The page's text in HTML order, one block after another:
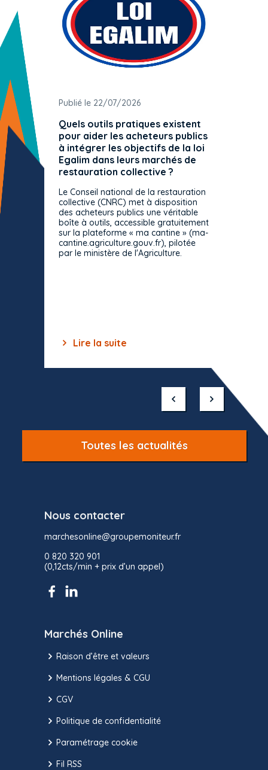
Publié le 22/07/2026
Quels outils pratiques existent
pour aider les acheteurs publics
à intégrer les objectifs de la loi
Egalim dans leurs marchés de
restauration collective ?
Le Conseil national de la restauration
collective (CNRC) met à disposition
des acheteurs publics une véritable
boîte à outils, accessible gratuitement
sur la plateforme « ma cantine » (ma-
cantine.agriculture.gouv.fr), pilotée
par le ministère de l'Agriculture.
Lire la suite
Toutes les actualités
Nous contacter
marchesonline@groupemoniteur.fr
0 820 320 901
(0,12cts/min + prix d’un appel)
Marchés Online
Raison d’être et valeurs
Mentions légales & CGU
CGV
Politique de confidentialité
Paramétrage cookie
Fil RSS